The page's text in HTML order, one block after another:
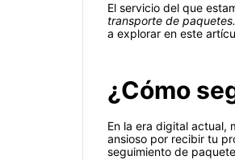
El servicio del que
transporte de paquetes.
a explorar en este
¿Cómo
En la era digital actual,
ansioso por recibir tu
seguimiento de